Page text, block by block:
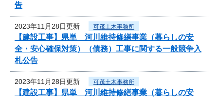
告
2023年11月28日更新 可茂土木事務所
【建設工事】県単 河川維持修繕事業（暮らしの安
全・安心確保対策）（債務）工事に関する一般競争入
札公告
2023年11月28日更新 可茂土木事務所
【建設工事】県単 河川維持修繕事業（暮らしの安